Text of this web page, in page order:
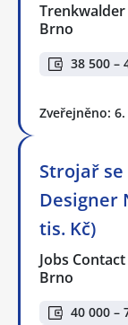
Trenkwalder
Brno
38 500 –
Zveřejněno:
Strojař
Designer
tis. Kč)
Jobs
Brno
40 000 –